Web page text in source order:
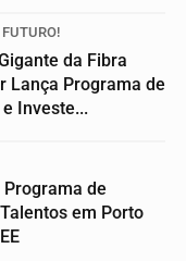
da Fibra
Lança Programa de
Investe...
de
em Porto